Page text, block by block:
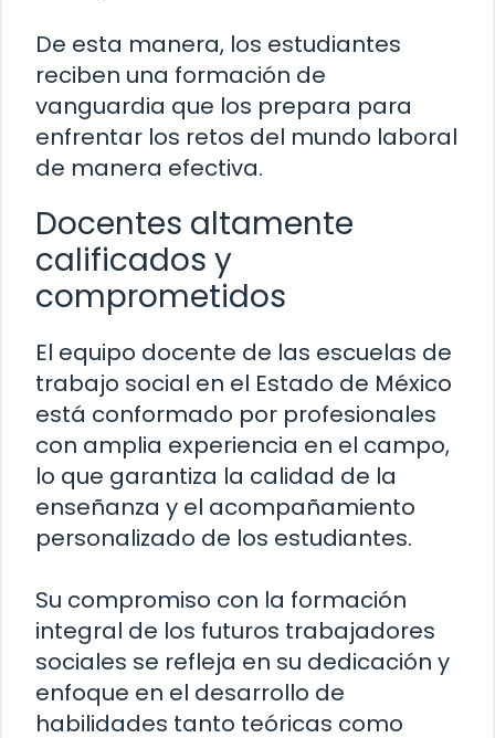
De esta manera, los estudiantes
reciben una formación de
vanguardia que los prepara para
enfrentar los retos del mundo laboral
de manera efectiva.
Docentes altamente
calificados y
comprometidos
El equipo docente de las escuelas de
trabajo social en el Estado de México
está conformado por profesionales
con amplia experiencia en el campo,
lo que garantiza la calidad de la
enseñanza y el acompañamiento
personalizado de los estudiantes.
Su compromiso con la formación
integral de los futuros trabajadores
sociales se refleja en su dedicación y
enfoque en el desarrollo de
habilidades tanto teóricas como